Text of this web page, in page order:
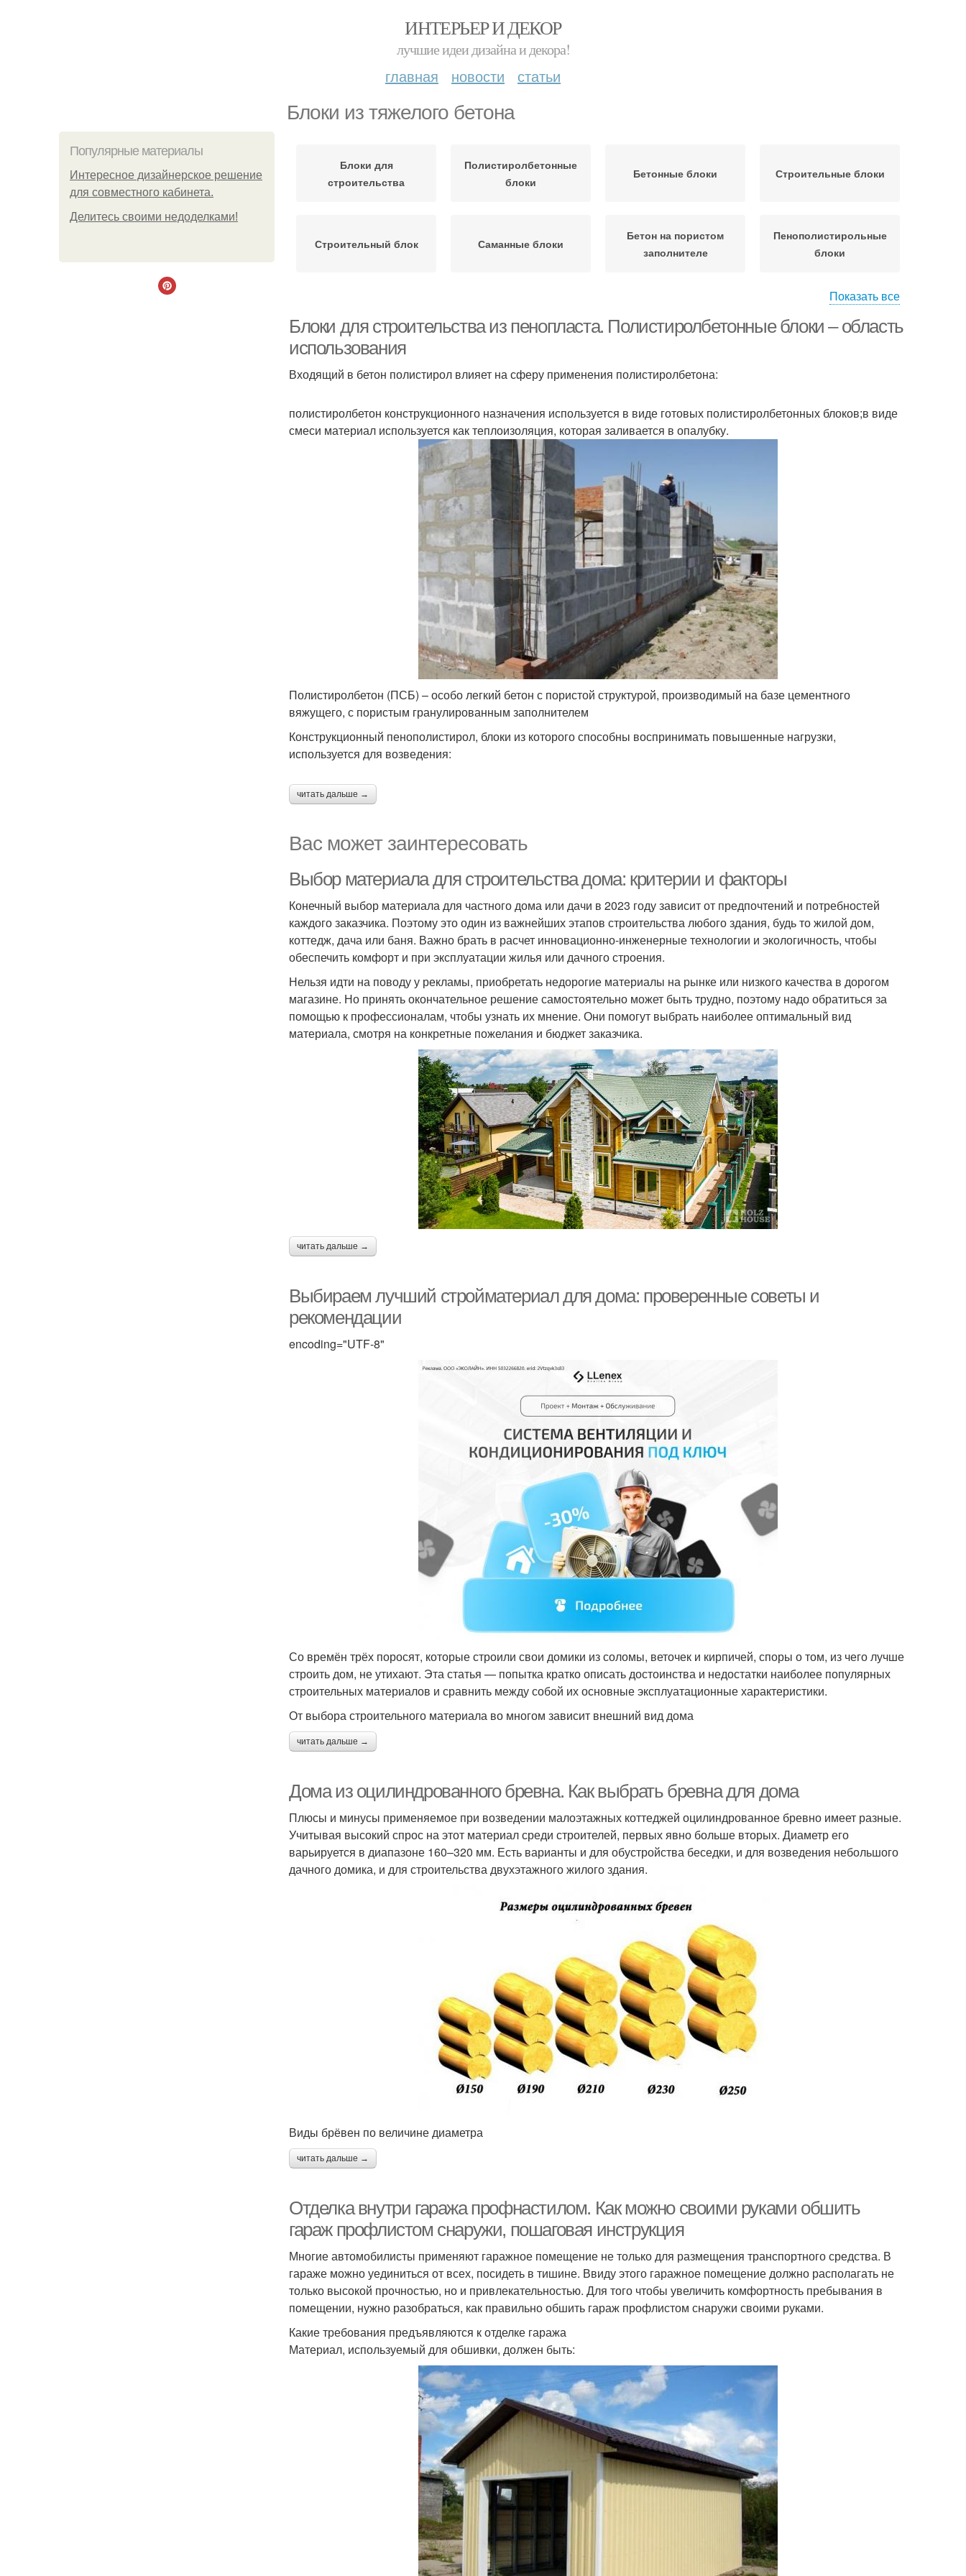
ИНТЕРЬЕР И ДЕКОР
лучшие идеи дизайна и декора!
главная новости статьи
Блоки из тяжелого бетона
Популярные материалы
Интересное дизайнерское решение
для совместного кабинета.
Делитесь своими недоделками!
Блоки для
строительства
Полистиролбетонные
блоки
Бетонные блоки Строительные блоки
Строительный блок Саманные блоки
Бетон на пористом
заполнителе
Пенополистирольные
блоки
Показать все
Блоки для строительства из пенопласта. Полистиролбетонные блоки – область
использования
Входящий в бетон полистирол влияет на сферу применения полистиролбетона:
полистиролбетон конструкционного назначения используется в виде готовых полистиролбетонных блоков;в виде
смеси материал используется как теплоизоляция, которая заливается в опалубку.
Полистиролбетон (ПСБ) – особо легкий бетон с пористой структурой, производимый на базе цементного
вяжущего, с пористым гранулированным заполнителем
Конструкционный пенополистирол, блоки из которого способны воспринимать повышенные нагрузки,
используется для возведения:
читать дальше →
Вас может заинтересовать
Выбор материала для строительства дома: критерии и факторы
Конечный выбор материала для частного дома или дачи в 2023 году зависит от предпочтений и потребностей
каждого заказчика. Поэтому это один из важнейших этапов строительства любого здания, будь то жилой дом,
коттедж, дача или баня. Важно брать в расчет инновационно-инженерные технологии и экологичность, чтобы
обеспечить комфорт и при эксплуатации жилья или дачного строения.
Нельзя идти на поводу у рекламы, приобретать недорогие материалы на рынке или низкого качества в дорогом
магазине. Но принять окончательное решение самостоятельно может быть трудно, поэтому надо обратиться за
помощью к профессионалам, чтобы узнать их мнение. Они помогут выбрать наиболее оптимальный вид
материала, смотря на конкретные пожелания и бюджет заказчика.
читать дальше →
Выбираем лучший стройматериал для дома: проверенные советы и
рекомендации
encoding="UTF-8"
Со времён трёх поросят, которые строили свои домики из соломы, веточек и кирпичей, споры о том, из чего лучше
строить дом, не утихают. Эта статья — попытка кратко описать достоинства и недостатки наиболее популярных
строительных материалов и сравнить между собой их основные эксплуатационные характеристики.
От выбора строительного материала во многом зависит внешний вид дома
читать дальше →
Дома из оцилиндрованного бревна. Как выбрать бревна для дома
Плюсы и минусы применяемое при возведении малоэтажных коттеджей оцилиндрованное бревно имеет разные.
Учитывая высокий спрос на этот материал среди строителей, первых явно больше вторых. Диаметр его
варьируется в диапазоне 160–320 мм. Есть варианты и для обустройства беседки, и для возведения небольшого
дачного домика, и для строительства двухэтажного жилого здания.
Виды брёвен по величине диаметра
читать дальше →
Отделка внутри гаража профнастилом. Как можно своими руками обшить
гараж профлистом снаружи, пошаговая инструкция
Многие автомобилисты применяют гаражное помещение не только для размещения транспортного средства. В
гараже можно уединиться от всех, посидеть в тишине. Ввиду этого гаражное помещение должно располагать не
только высокой прочностью, но и привлекательностью. Для того чтобы увеличить комфортность пребывания в
помещении, нужно разобраться, как правильно обшить гараж профлистом снаружи своими руками.
Какие требования предъявляются к отделке гаража
Материал, используемый для обшивки, должен быть: